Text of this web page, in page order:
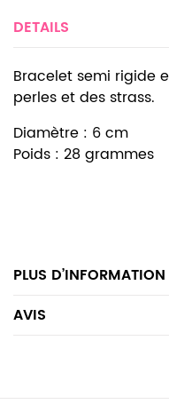
DETAILS
Bracelet semi rigide
perles et des strass.
Diamètre : 6 cm
Poids : 28 grammes
PLUS D’INFORMATION
AVIS